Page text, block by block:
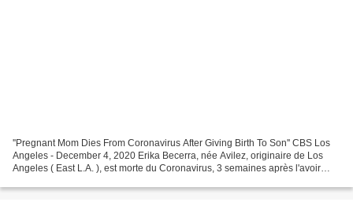
''Pregnant Mom Dies From Coronavirus After Giving Birth To Son'' CBS Los
Angeles - December 4, 2020 Erika Becerra, née Avilez, originaire de Los
Angeles ( East L.A. ), est morte du Coronavirus, 3 semaines après l'avoir